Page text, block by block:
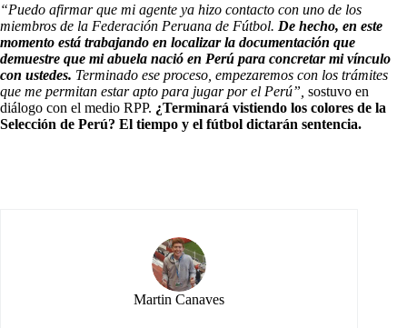
“Puedo afirmar que mi agente ya hizo contacto con uno de los
miembros de la Federación Peruana de Fútbol. De hecho, en este
momento está trabajando en localizar la documentación que
demuestre que mi abuela nació en Perú para concretar mi vínculo
con ustedes. Terminado ese proceso, empezaremos con los trámites
que me permitan estar apto para jugar por el Perú”, sostuvo en
diálogo con el medio RPP. ¿Terminará vistiendo los colores de la
Selección de Perú? El tiempo y el fútbol dictarán sentencia.
Martin Canaves